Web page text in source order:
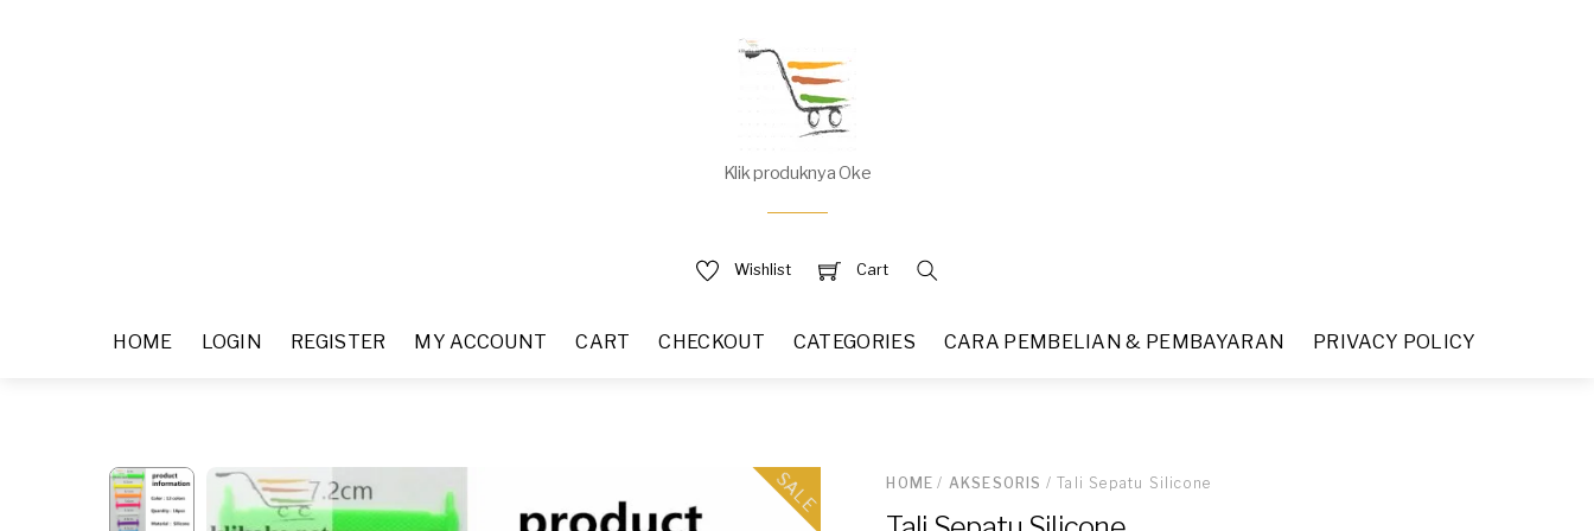
Klik produknya Oke
Wishlist Cart
HOME LOGIN REGISTER MY ACCOUNT CART CHECKOUT CATEGORIES CARA PEMBELIAN & PEMBAYARAN PRIVACY POLICY
SALE HOME / AKSESORIS / Tali Sepatu Silicone